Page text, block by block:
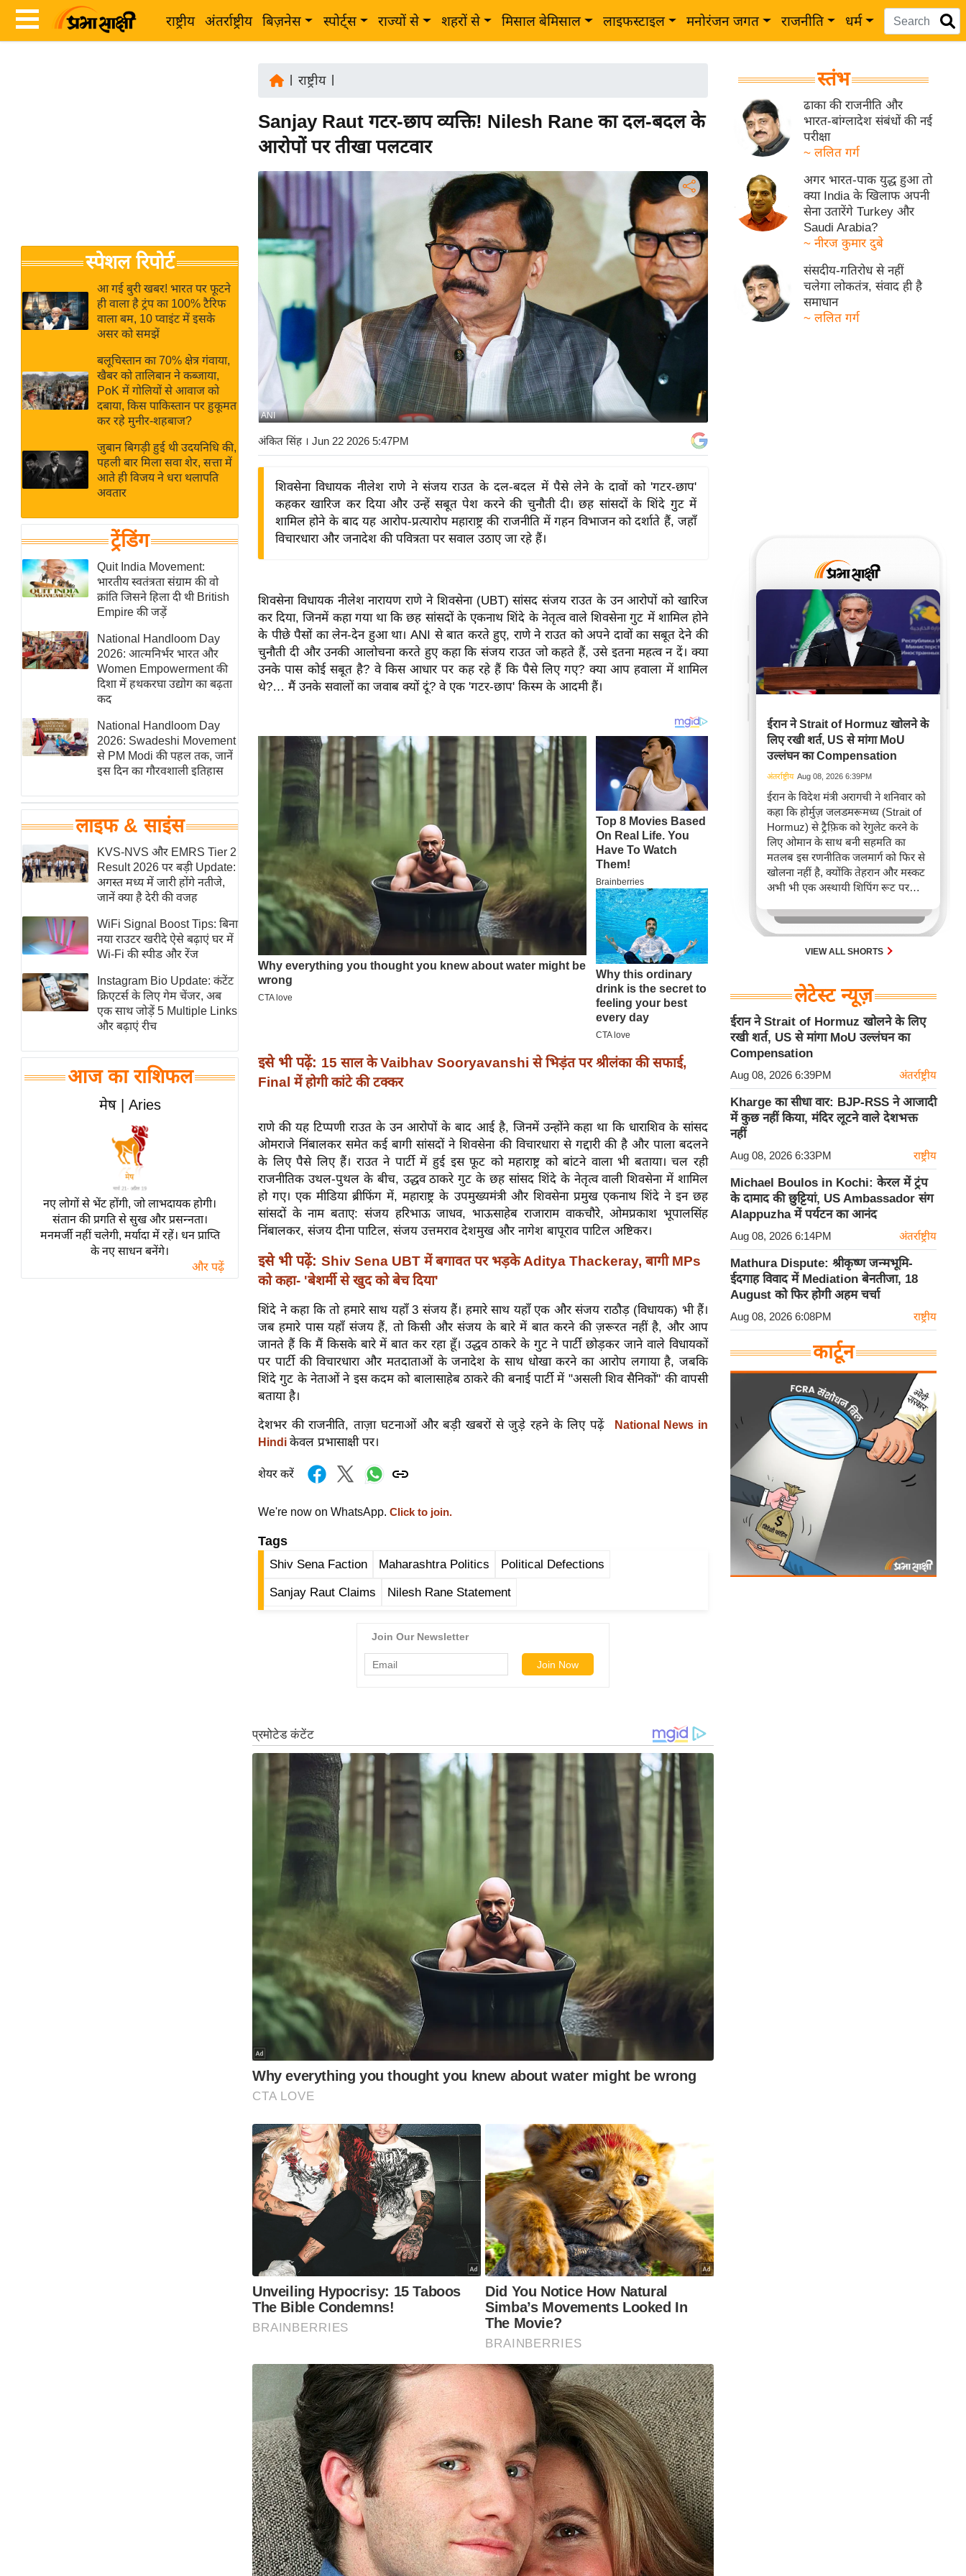
राष्ट्रीय अंतर्राष्ट्रीय बिज़नेस स्पोर्ट्स राज्यों से शहरों से मिसाल बेमिसाल लाइफस्टाइल मनोरंजन जगत राजनीति धर्म
Breaking
News in
Hindi
Hindi
Hindi
Videos
जगत
राय
बजट
क्रिकेट
IPL
2026
ई-पेपर
मिसाल बेमिसाल
शख्सियत
यंग इंडिया
साहित्य जगत
ऑटो वर्ल्ड
न्यूज ब्रीफ
मनोरंजन जगत
बॉलीवुड
हॉलीवुड
फिल्म समीक्षा
Breaking
News
लाइफस्टाइल
टेक्नॉलॉजी
घरेलू नुस्खे
पर्यटन स्थल
फिटनेस मंत्रा
रिलेशनशिप
राजनीति
विश्लेषण
समसामयिक
मातृभूमि
स्तंभ
एम.
चाय पर
समीक्षा
व्रत
त्योहार
राशिफल
विशेष
स्पेशल रिपोर्ट
आ गई बुरी खबर! भारत पर फूटने
ही वाला है ट्रंप का 100% टैरिफ
वाला बम, 10 प्वाइंट में इसके
असर को समझें
बलूचिस्तान का 70% क्षेत्र गंवाया,
खैबर को तालिबान ने कब्जाया,
PoK में गोलियों से आवाज को
दबाया, किस पाकिस्तान पर हुकूमत
कर रहे मुनीर-शहबाज?
जुबान बिगड़ी हुई थी उदयनिधि की,
पहली बार मिला सवा शेर, सत्ता में
आते ही विजय ने धरा थलापति
अवतार
ट्रेंडिंग
Quit India Movement:
भारतीय स्वतंत्रता संग्राम की वो
क्रांति जिसने हिला दी थी British
Empire की जड़ें
National Handloom Day
2026: आत्मनिर्भर भारत और
Women Empowerment की
दिशा में हथकरघा उद्योग का बढ़ता
कद
National Handloom Day
2026: Swadeshi Movement
से PM Modi की पहल तक, जानें
इस दिन का गौरवशाली इतिहास
लाइफ & साइंस
KVS-NVS और EMRS Tier 2
Result 2026 पर बड़ी Update:
अगस्त मध्य में जारी होंगे नतीजे,
जानें क्या है देरी की वजह
WiFi Signal Boost Tips: बिना
नया राउटर खरीदे ऐसे बढ़ाएं घर में
Wi-Fi की स्पीड और रेंज
Instagram Bio Update: कंटेंट
क्रिएटर्स के लिए गेम चेंजर, अब
एक साथ जोड़ें 5 Multiple Links
और बढ़ाएं रीच
आज का राशिफल
मेष | Aries
नए लोगों से भेंट होंगी, जो लाभदायक होगी।
संतान की प्रगति से सुख और प्रसन्नता।
मनमर्जी नहीं चलेगी, मर्यादा में रहें। धन प्राप्ति
के नए साधन बनेंगे।
और पढ़ें
राष्ट्रीय|
Sanjay Raut गटर-छाप व्यक्ति! Nilesh Rane का दल-बदल के
आरोपों पर तीखा पलटवार
ANI
अंकित सिंह। Jun 22 2026 5:47PM
शिवसेना विधायक नीलेश राणे ने संजय राउत के दल-बदल में पैसे लेने के दावों को 'गटर-छाप'
कहकर खारिज कर दिया और उन्हें सबूत पेश करने की चुनौती दी। छह सांसदों के शिंदे गुट में
शामिल होने के बाद यह आरोप-प्रत्यारोप महाराष्ट्र की राजनीति में गहन विभाजन को दर्शाते हैं, जहाँ
विचारधारा और जनादेश की पवित्रता पर सवाल उठाए जा रहे हैं।
शिवसेना विधायक नीलेश नारायण राणे ने शिवसेना (UBT) सांसद संजय राउत के उन आरोपों को खारिज
कर दिया, जिनमें कहा गया था कि छह सांसदों के एकनाथ शिंदे के नेतृत्व वाले शिवसेना गुट में शामिल होने
के पीछे पैसों का लेन-देन हुआ था। ANI से बात करते हुए, राणे ने राउत को अपने दावों का सबूत देने की
चुनौती दी और उनकी आलोचना करते हुए कहा कि संजय राउत जो कहते हैं, उसे इतना महत्व न दें। क्या
उनके पास कोई सबूत है? वे किस आधार पर कह रहे हैं कि पैसे लिए गए? क्या आप हवाला में शामिल
थे?… मैं उनके सवालों का जवाब क्यों दूं? वे एक 'गटर-छाप' किस्म के आदमी हैं।
इसे भी पढ़ें: 15 साल के Vaibhav Sooryavanshi से भिड़ंत पर श्रीलंका की सफाई,
Final में होगी कांटे की टक्कर
राणे की यह टिप्पणी राउत के उन आरोपों के बाद आई है, जिनमें उन्होंने कहा था कि धाराशिव के सांसद
ओमराजे निंबालकर समेत कई बागी सांसदों ने शिवसेना की विचारधारा से गद्दारी की है और पाला बदलने
के लिए पैसे लिए हैं। राउत ने पार्टी में हुई इस फूट को महाराष्ट्र को बांटने वाला भी बताया। चल रही
राजनीतिक उथल-पुथल के बीच, उद्धव ठाकरे गुट के छह सांसद शिंदे के नेतृत्व वाली शिवसेना में शामिल
हो गए। एक मीडिया ब्रीफिंग में, महाराष्ट्र के उपमुख्यमंत्री और शिवसेना प्रमुख एकनाथ शिंदे ने इन छह
सांसदों के नाम बताए: संजय हरिभाऊ जाधव, भाऊसाहेब राजाराम वाकचौरे, ओमप्रकाश भूपालसिंह
निंबालकर, संजय दीना पाटिल, संजय उत्तमराव देशमुख और नागेश बापूराव पाटिल अष्टिकर।
इसे भी पढ़ें: Shiv Sena UBT में बगावत पर भड़के Aditya Thackeray, बागी MPs
को कहा- 'बेशर्मी से खुद को बेच दिया'
शिंदे ने कहा कि तो हमारे साथ यहाँ 3 संजय हैं। हमारे साथ यहाँ एक और संजय राठौड़ (विधायक) भी हैं।
जब हमारे पास यहाँ संजय हैं, तो किसी और संजय के बारे में बात करने की ज़रूरत नहीं है, और आप
जानते हैं कि मैं किसके बारे में बात कर रहा हूँ। उद्धव ठाकरे के गुट ने पार्टी छोड़कर जाने वाले विधायकों
पर पार्टी की विचारधारा और मतदाताओं के जनादेश के साथ धोखा करने का आरोप लगाया है, जबकि
शिंदे गुट के नेताओं ने इस कदम को बालासाहेब ठाकरे की बनाई पार्टी में "असली शिव सैनिकों" की वापसी
बताया है।
देशभर की राजनीति, ताज़ा घटनाओं और बड़ी खबरों से जुड़े रहने के लिए पढ़ें
National News in
Hindi केवल प्रभासाक्षी पर।
शेयर करें
We're now on WhatsApp. Click to join.
Tags
Shiv Sena Faction Maharashtra Politics Political Defections
Sanjay Raut Claims Nilesh Rane Statement
स्तंभ
ढाका की राजनीति और
भारत-बांग्लादेश संबंधों की नई
परीक्षा
~ ललित गर्ग
अगर भारत-पाक युद्ध हुआ तो
क्या India के खिलाफ अपनी
सेना उतारेंगे Turkey और
Saudi Arabia?
~ नीरज कुमार दुबे
संसदीय-गतिरोध से नहीं
चलेगा लोकतंत्र, संवाद ही है
समाधान
~ ललित गर्ग
ईरान ने Strait of Hormuz खोलने के
लिए रखी शर्त, US से मांगा MoU
उल्लंघन का Compensation
अंतर्राष्ट्रीय Aug 08, 2026 6:39PM
ईरान के विदेश मंत्री अरागची ने शनिवार को
कहा कि होर्मुज़ जलडमरूमध्य (Strait of
Hormuz) से ट्रैफ़िक को रेगुलेट करने के
लिए ओमान के साथ बनी सहमति का
मतलब इस रणनीतिक जलमार्ग को फिर से
खोलना नहीं है, क्योंकि तेहरान और मस्कट
अभी भी एक अस्थायी शिपिंग रूट पर
VIEW ALL SHORTS
लेटेस्ट न्यूज़
ईरान ने Strait of Hormuz खोलने के लिए
रखी शर्त, US से मांगा MoU उल्लंघन का
Compensation
Aug 08, 2026 6:39PM अंतर्राष्ट्रीय
Kharge का सीधा वार: BJP-RSS ने आजादी
में कुछ नहीं किया, मंदिर लूटने वाले देशभक्त
नहीं
Aug 08, 2026 6:33PM राष्ट्रीय
Michael Boulos in Kochi: केरल में ट्रंप
के दामाद की छुट्टियां, US Ambassador संग
Alappuzha में पर्यटन का आनंद
Aug 08, 2026 6:14PM अंतर्राष्ट्रीय
Mathura Dispute: श्रीकृष्ण जन्मभूमि-
ईदगाह विवाद में Mediation बेनतीजा, 18
August को फिर होगी अहम चर्चा
Aug 08, 2026 6:08PM राष्ट्रीय
कार्टून